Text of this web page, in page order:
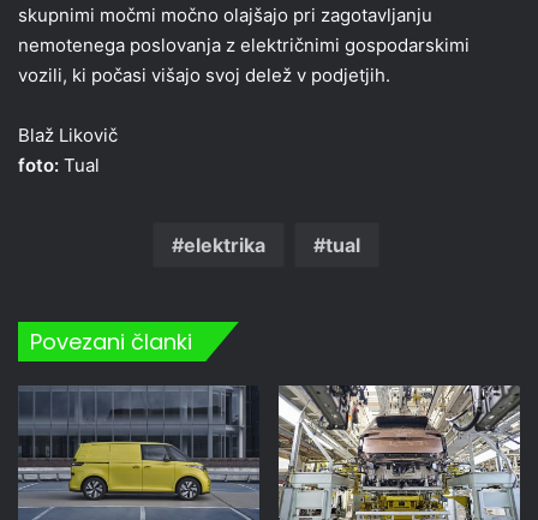
skupnimi močmi močno olajšajo pri zagotavljanju
nemotenega poslovanja z električnimi gospodarskimi
vozili, ki počasi višajo svoj delež v podjetjih.
Blaž Likovič
foto: Tual
elektrika tual
Povezani članki